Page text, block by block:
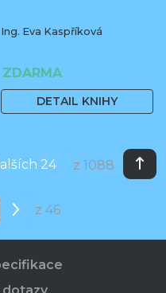
Ing. Eva Kaspříková
ZDARMA
DETAIL KNIHY
24 z 1088
z 46
dotazy